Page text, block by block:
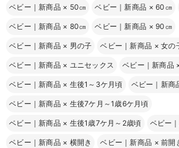
ベビー｜新商品 × 50㎝ ベビー｜新商品 ×60㎝
ベビー｜新商品 × 80㎝ ベビー｜新商品 ×90㎝
ベビー｜新商品 × 男の子 ベビー｜新商品 ×女の
ベビー｜新商品 × ユニセックス ベビー｜新商品
ベビー｜新商品 × 生後1～3ケ月頃 ベビー｜新商
ベビー｜新商品 × 生後7ケ月～1歳6ケ月頃
ベビー｜新商品 × 生後1歳7ケ月～2歳頃 ベビー
ベビー｜新商品 × 横開き ベビー｜新商品 ×前開